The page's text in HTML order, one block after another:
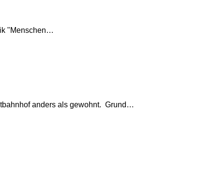
"Menschen…
anders als gewohnt. Grund…